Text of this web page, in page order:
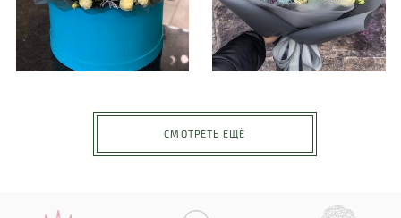
СМОТРЕТЬ ЕЩЁ